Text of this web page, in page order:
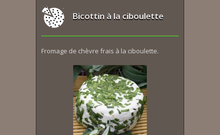
Bicottin à la ciboulette
Fromage de chèvre frais à la ciboulette.